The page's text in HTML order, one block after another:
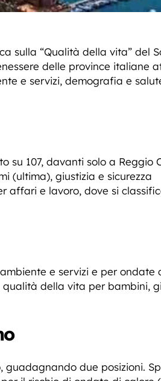
sulla “Qualità della vita” del
delle province italiane
e servizi, demografia e
su 107, davanti solo a Reggio
(ultima), giustizia e sicurezza
affari e lavoro, dove si
e servizi e per ondate
qualità della vita per bambini,
guadagnando due posizioni.